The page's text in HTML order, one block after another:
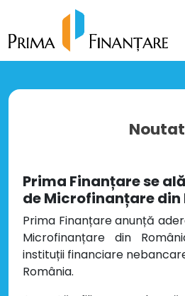
Prima Finanțare se
de Microfinanțare din
Prima Finanțare anunță
Microfinanțare din
instituții financiare
România.